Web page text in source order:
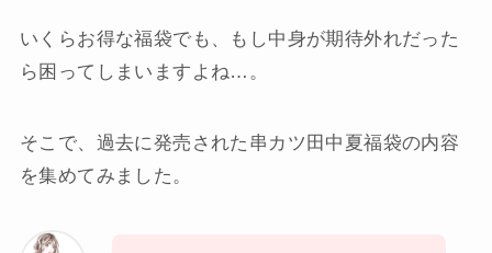
いくらお得な福袋でも、もし中身が期待外れだった
ら困ってしまいますよね…。
そこで、過去に発売された串カツ田中夏福袋の内容
を集めてみました。